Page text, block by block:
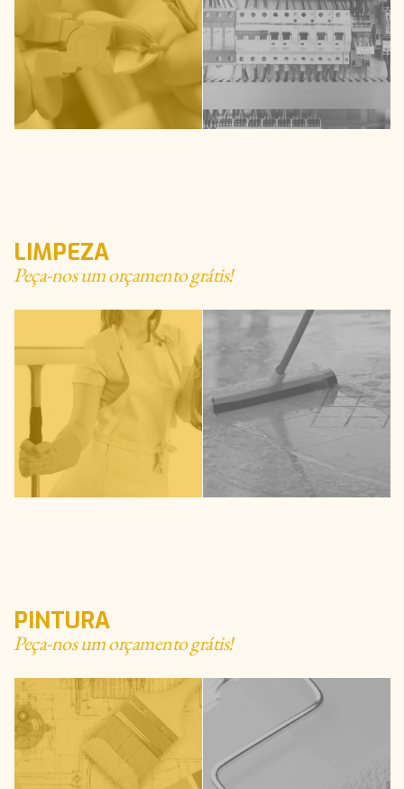
LIMPEZA
Peça-nos um orçamento grátis!
PINTURA
Peça-nos um orçamento grátis!